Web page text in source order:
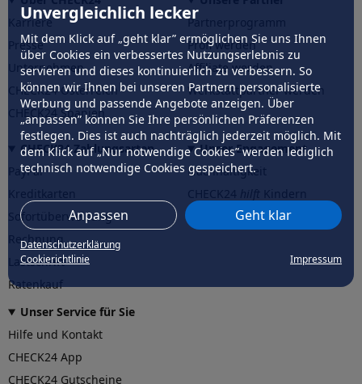
Unvergleichlich lecker
Mit dem Klick auf „geht klar” ermöglichen Sie uns Ihnen
über Cookies ein verbessertes Nutzungserlebnis zu
servieren und dieses kontinuierlich zu verbessern. So
können wir Ihnen bei unseren Partnern personalisierte
Werbung und passende Angebote anzeigen. Über
„anpassen” können Sie Ihre persönlichen Präferenzen
festlegen. Dies ist auch nachträglich jederzeit möglich. Mit
dem Klick auf „Nur notwendige Cookies” werden lediglich
technisch notwendige Cookies gespeichert.
Anpassen Geht klar
Datenschutzerklärung
Cookierichtlinie
Impressum
Karriere
Presse
Unternehmen
CHECK24 Österreich
CHECK24 Spanien
Partnerprogramm
Profi werden
Affiliate werden
Werkstattpartner werden
CHECK24 Zahlungsarten
PayPal
Sofortüberweisung
Rechnung
Lastschrift
Ratenkauf
Unser Engagement
Nachhaltigkeit
CHECK24hilftder Natur
Unser Service für Sie
Hilfe und Kontakt
CHECK24 App
CHECK24 Gutscheine